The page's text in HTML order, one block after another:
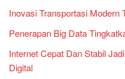
Inovasi Transportasi Modern
Penerapan Big Data
Internet Cepat Dan Stabil
Digital